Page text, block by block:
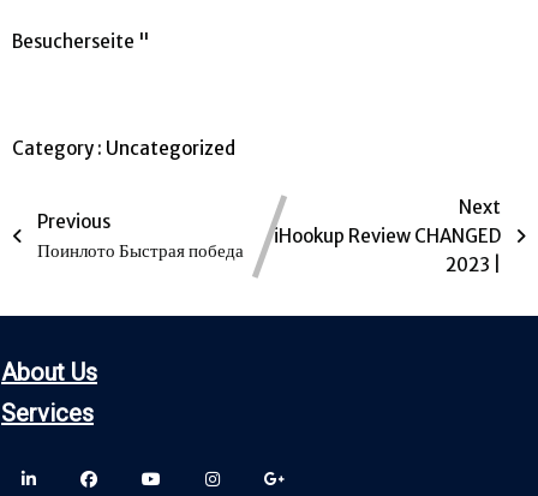
Besucherseite "
Category : Uncategorized
Previous
Поинлото Быстрая победа
Next
iHookup Review CHANGED
2023 |
About Us
Services